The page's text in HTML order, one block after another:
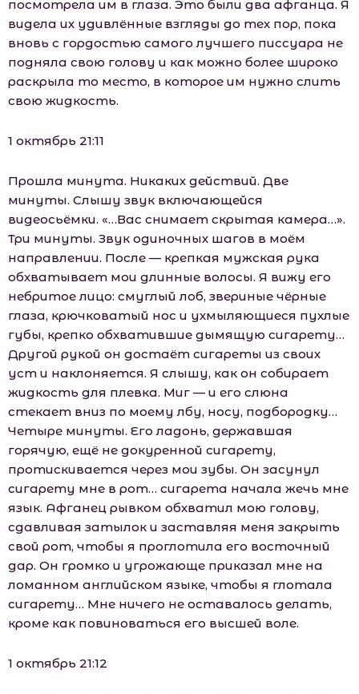
посмотрела им в глаза. Это были два афганца. Я
видела их удивлённые взгляды до тех пор, пока
вновь с гордостью самого лучшего писсуара не
подняла свою голову и как можно более широко
раскрыла то место, в которое им нужно слить
свою жидкость.
1 октябрь 21:11
Прошла минута. Никаких действий. Две
минуты. Слышу звук включающейся
видеосьёмки. «…Вас снимает скрытая камера…».
Три минуты. Звук одиночных шагов в моём
направлении. После — крепкая мужская рука
обхватывает мои длинные волосы. Я вижу его
небритое лицо: смуглый лоб, звериные чёрные
глаза, крючковатый нос и ухмыляющиеся пухлые
губы, крепко обхватившие дымящую сигарету…
Другой рукой он достаёт сигареты из своих
уст и наклоняется. Я слышу, как он собирает
жидкость для плевка. Миг — и его слюна
стекает вниз по моему лбу, носу, подбородку…
Четыре минуты. Его ладонь, державшая
горячую, ещё не докуренной сигарету,
протискивается через мои зубы. Он засунул
сигарету мне в рот… сигарета начала жечь мне
язык. Афганец рывком обхватил мою голову,
сдавливая затылок и заставляя меня закрыть
свой рот, чтобы я проглотила его восточный
дар. Он громко и угрожающе приказал мне на
ломанном английском языке, чтобы я глотала
сигарету… Мне ничего не оставалось делать,
кроме как повиноваться его высшей воле.
1 октябрь 21:12